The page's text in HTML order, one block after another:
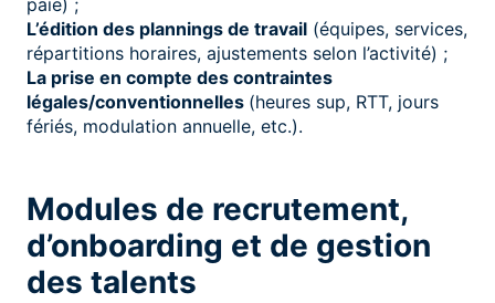
paie) ;
L’édition des plannings de travail (équipes, services,
répartitions horaires, ajustements selon l’activité) ;
La prise en compte des contraintes
légales/conventionnelles (heures sup, RTT, jours
fériés, modulation annuelle, etc.).
Modules de recrutement,
d’onboarding et de gestion
des talents